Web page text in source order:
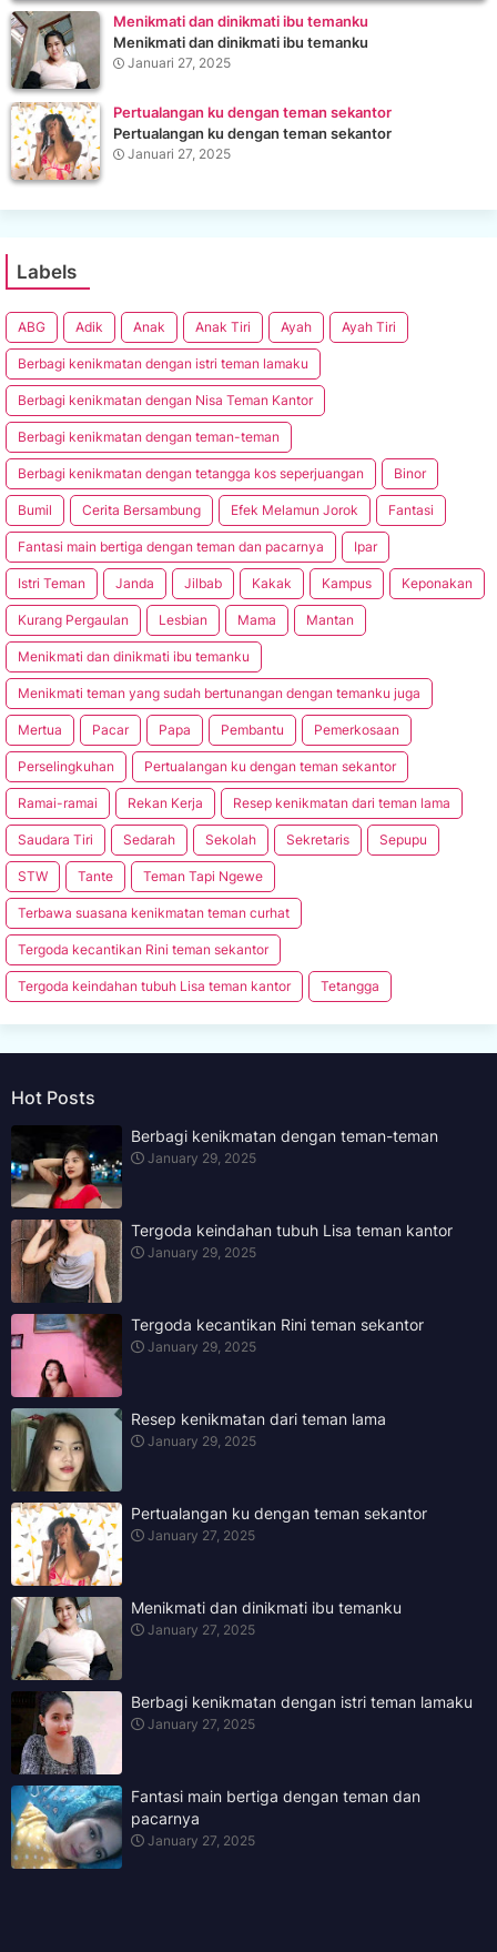
Menikmati dan dinikmati ibu temanku
Menikmati dan dinikmati ibu temanku
Januari 27, 2025
Pertualangan ku dengan teman sekantor
Pertualangan ku dengan teman sekantor
Januari 27, 2025
Labels
ABG Adik Anak Anak Tiri Ayah Ayah Tiri
Berbagi kenikmatan dengan istri teman lamaku
Berbagi kenikmatan dengan Nisa Teman Kantor
Berbagi kenikmatan dengan teman-teman
Berbagi kenikmatan dengan tetangga kos seperjuangan Binor
Bumil Cerita Bersambung Efek Melamun Jorok Fantasi
Fantasi main bertiga dengan teman dan pacarnya Ipar
Istri Teman Janda Jilbab Kakak Kampus Keponakan
Kurang Pergaulan Lesbian Mama Mantan
Menikmati dan dinikmati ibu temanku
Menikmati teman yang sudah bertunangan dengan temanku juga
Mertua Pacar Papa Pembantu Pemerkosaan
Perselingkuhan Pertualangan ku dengan teman sekantor
Ramai-ramai Rekan Kerja Resep kenikmatan dari teman lama
Saudara Tiri Sedarah Sekolah Sekretaris Sepupu
STW Tante Teman Tapi Ngewe
Terbawa suasana kenikmatan teman curhat
Tergoda kecantikan Rini teman sekantor
Tergoda keindahan tubuh Lisa teman kantor Tetangga
Hot Posts
Berbagi kenikmatan dengan teman-teman
January 29, 2025
Tergoda keindahan tubuh Lisa teman kantor
January 29, 2025
Tergoda kecantikan Rini teman sekantor
January 29, 2025
Resep kenikmatan dari teman lama
January 29, 2025
Pertualangan ku dengan teman sekantor
January 27, 2025
Menikmati dan dinikmati ibu temanku
January 27, 2025
Berbagi kenikmatan dengan istri teman lamaku
January 27, 2025
Fantasi main bertiga dengan teman dan
pacarnya
January 27, 2025